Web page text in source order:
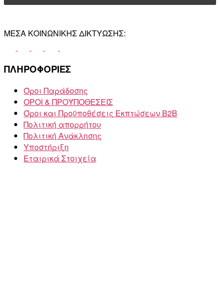
ΜΕΣΑ ΚΟΙΝΩΝΙΚΗΣ ΔΙΚΤΥΩΣΗΣ:
ΠΛΗΡΟΦΟΡΙΕΣ
Όροι Παράδοσης
ΟΡΟΙ & ΠΡΟΫΠΟΘΕΣΕΙΣ
Όροι και Προϋποθέσεις Εκπτώσεων B2B
Πολιτική απορρήτου
Πολιτική Ανάκλησης
Υποστήριξη
Εταιρικά Στοιχεία